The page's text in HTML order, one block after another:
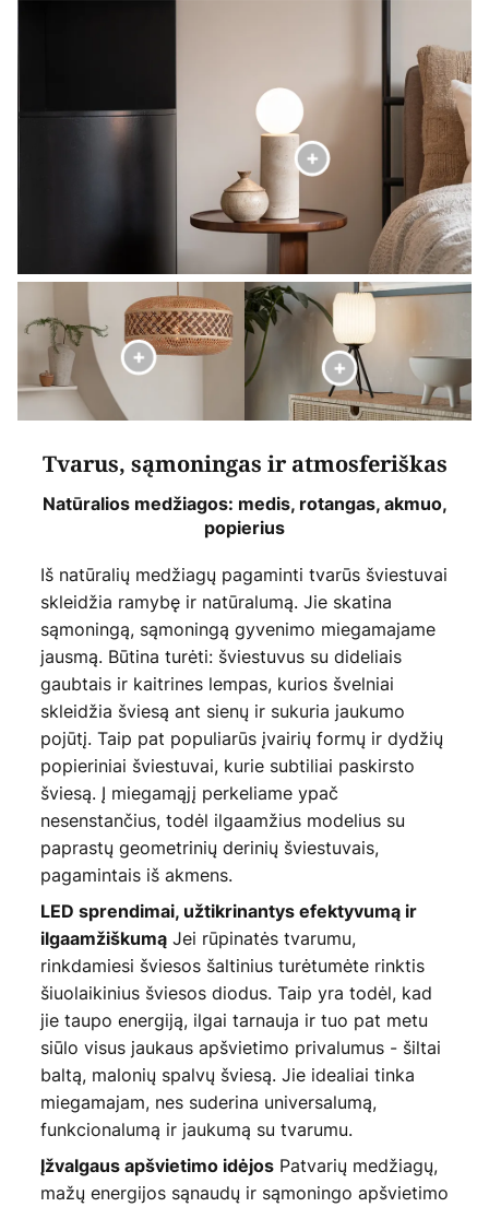
Tvarus, sąmoningas ir atmosferiškas
Natūralios medžiagos: medis, rotangas, akmuo,
popierius
Iš natūralių medžiagų pagaminti tvarūs šviestuvai
skleidžia ramybę ir natūralumą. Jie skatina
sąmoningą, sąmoningą gyvenimo miegamajame
jausmą. Būtina turėti: šviestuvus su dideliais
gaubtais ir kaitrines lempas, kurios švelniai
skleidžia šviesą ant sienų ir sukuria jaukumo
pojūtį. Taip pat populiarūs įvairių formų ir dydžių
popieriniai šviestuvai, kurie subtiliai paskirsto
šviesą. Į miegamąjį perkeliame ypač
nesenstančius, todėl ilgaamžius modelius su
paprastų geometrinių derinių šviestuvais,
pagamintais iš akmens.
LED sprendimai, užtikrinantys efektyvumą ir
ilgaamžiškumąJei rūpinatės tvarumu,
rinkdamiesi šviesos šaltinius turėtumėte rinktis
šiuolaikinius šviesos diodus. Taip yra todėl, kad
jie taupo energiją, ilgai tarnauja ir tuo pat metu
siūlo visus jaukaus apšvietimo privalumus - šiltai
baltą, malonių spalvų šviesą. Jie idealiai tinka
miegamajam, nes suderina universalumą,
funkcionalumą ir jaukumą su tvarumu.
Įžvalgaus apšvietimo idėjosPatvarių medžiagų,
mažų energijos sąnaudų ir sąmoningo apšvietimo